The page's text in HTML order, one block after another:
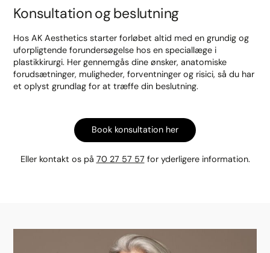
Konsultation og beslutning
Hos AK Aesthetics starter forløbet altid med en grundig og
uforpligtende forundersøgelse hos en speciallæge i
plastikkirurgi. Her gennemgås dine ønsker, anatomiske
forudsætninger, muligheder, forventninger og risici, så du har
et oplyst grundlag for at træffe din beslutning.
Book konsultation her
Eller kontakt os på 70 27 57 57for yderligere information.